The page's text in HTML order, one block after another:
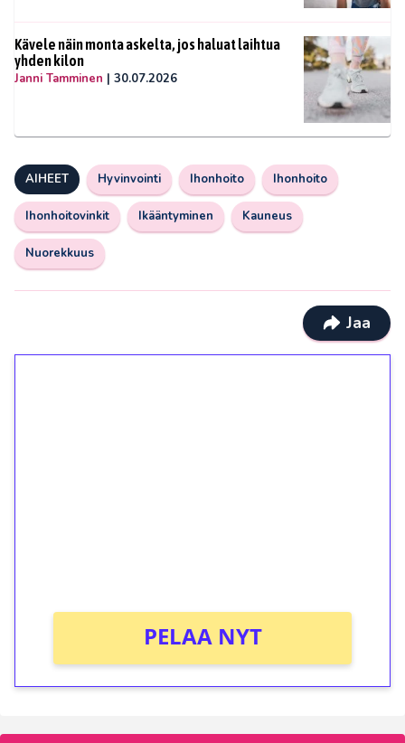
Kävele näin monta askelta, jos haluat laihtua
yhden kilon
Janni Tamminen | 30.07.2026
AIHEET Hyvinvointi Ihonhoito Ihonhoito
Ihonhoitovinkit Ikääntyminen Kauneus
Nuorekkuus
Jaa
PELAA NYT